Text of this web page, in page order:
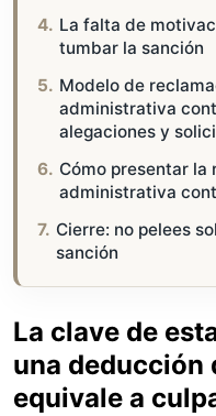
La falta de
tumbar la sanción
Modelo de
administrativa
alegaciones y
Cómo presentar
administrativa
Cierre: no pelees
sanción
La clave de
una deducción
equivale a